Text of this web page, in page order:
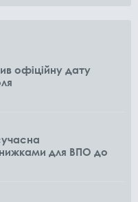
офіційну дату
для ВПО до